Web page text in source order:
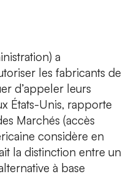
a
les fabricants de
d’appeler leurs
États-Unis, rapporte
Marchés (accès
considère en
la distinction entre un
à base